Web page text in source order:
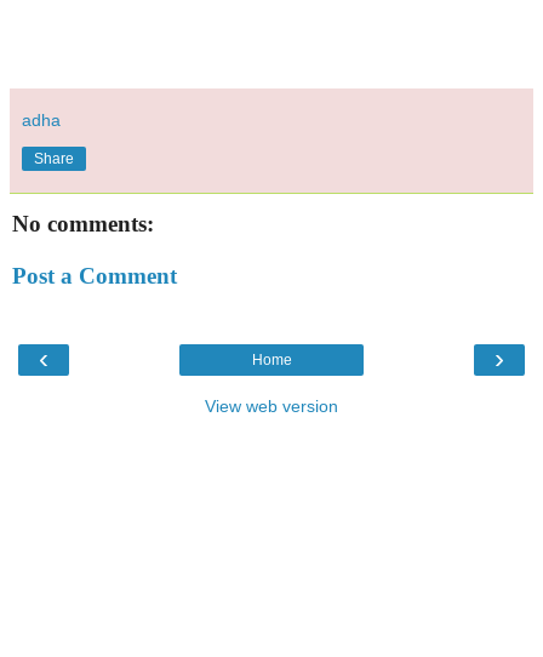
adha
Share
No comments:
Post a Comment
‹ ›
Home
View web version